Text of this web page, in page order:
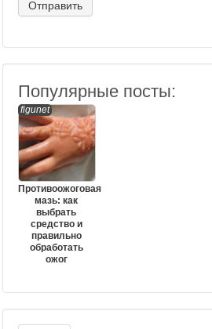
Популярные посты:
figunet
Противоожоговая
мазь: как
выбрать
средство и
правильно
обработать
ожог